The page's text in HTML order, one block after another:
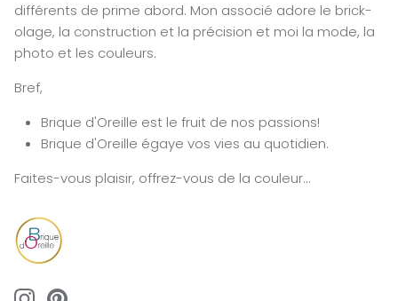
différents de prime abord. Mon associé adore le brick-
olage, la construction et la précision et moi la mode, la
photo et les couleurs.
Bref,
Brique d'Oreille est le fruit de nos passions!
Brique d'Oreille égaye vos vies au quotidien.
Faites-vous plaisir, offrez-vous de la couleur...